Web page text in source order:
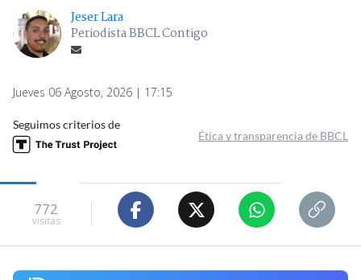
Jeser Lara
Periodista BBCL Contigo
Jueves 06 Agosto, 2026 | 17:15
Seguimos criterios de
Ética y transparencia de BBCL
772
visitas